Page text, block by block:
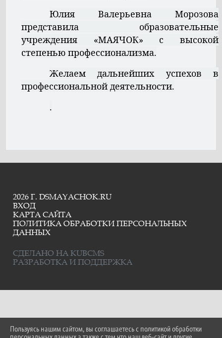
Юлия Валерьевна Морозова
представила образовательные
учреждения «МАЯЧОК» с высокой
степенью профессионализма.
Желаем дальнейших успехов в
профессиональной деятельности.
.
2026 Г. DSMAYACHOK.RU
ВХОД
КАРТА САЙТА
ПОЛИТИКА ОБРАБОТКИ ПЕРСОНАЛЬНЫХ
ДАННЫХ
СДЕЛАНО НА KUBCMS
РАЗРАБОТКА И ПОДДЕРЖКА
Пользуясь нашим сайтом, вы соглашаетесь с политикой обработки